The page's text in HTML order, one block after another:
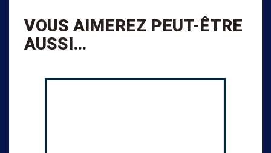
VOUS AIMEREZ PEUT-ÊTRE
AUSSI…